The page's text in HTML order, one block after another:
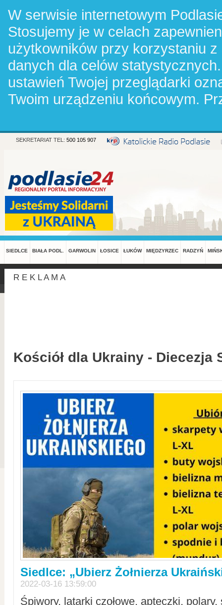
W serwisie internetowym
Stosujemy je w celach
użytkowników przy korzystaniu
danych dla celów
ustawień Twojej przeglądarki
Twoim urządzeniu końcowym.
SEKRETARIAT TEL: 500 105 907
SIEDLCE BIAŁA PODL. GARWOLIN ŁOSICE ŁUKÓW MIĘDZYRZEC RADZYŃ
R E K L A M A
Kościół dla Ukrainy - Diecezja
Siedlce: „Ubierz Żołnierza
2022-03-16 13:59:00
Śpiwory, latarki czołowe, apteczki,